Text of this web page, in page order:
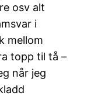
osv alt
i
mellom
topp til tå –
når jeg